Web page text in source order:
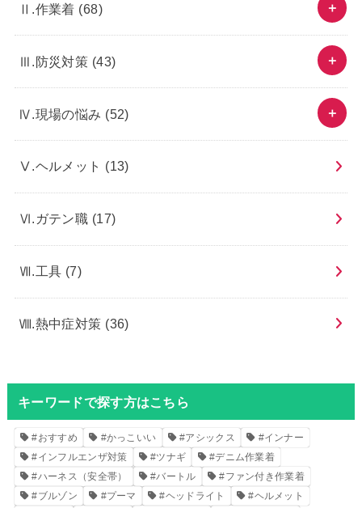
Ⅱ.作業着 (68)
Ⅲ.防災対策 (43)
Ⅳ.現場の悩み (52)
Ⅴ.ヘルメット (13)
Ⅵ.ガテン職 (17)
Ⅶ.工具 (7)
Ⅷ.熱中症対策 (36)
キーワードで探す方はこちら
#おすすめ #かっこいい #アシックス
#インナー
#インフルエンザ対策
#ツナギ
#デニム作業着
#ハーネス（安全帯）
#バートル
#ファン付き作業着
#ブルゾン
#プーマ #ヘッドライト #ヘルメット